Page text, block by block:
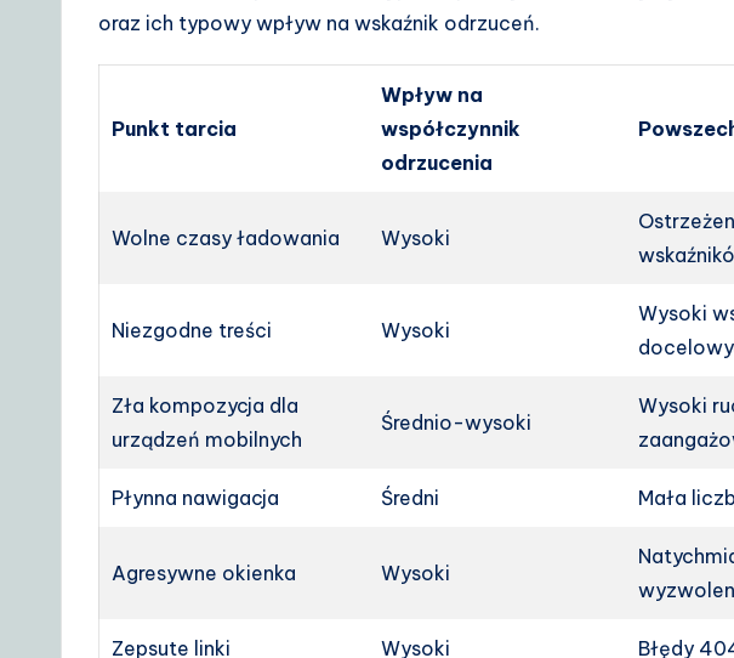
oraz ich typowy wpływ na wskaźnik odrzuceń.
Punkt tarcia
Wpływ na
współczynnik
odrzucenia
Wolne czasy ładowania Wysoki
Niezgodne treści Wysoki
Wysoki
Zła kompozycja dla
urządzeń mobilnych
Średnio-wysoki
Wysoki
Płynna nawigacja Średni Mała
Agresywne okienka Wysoki
Zepsute linki Wysoki Błędy